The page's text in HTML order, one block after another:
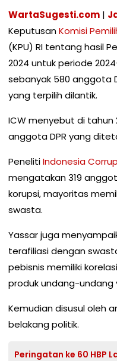
WartaSugesti.com |
KeputusanKomisi
(KPU) RI tentang hasil
2024 untuk periode
sebanyak 580 anggota
yang terpilih dilantik.
ICW menyebut di tahun
anggota DPR yang
PenelitiIndonesia
mengatakan 319
korupsi, mayoritas
swasta.
Yassar juga
terafiliasi dengan
pebisnis memiliki
produk undang-undang
Kemudian disusul oleh
belakang politik.
Peringatan ke 60 HBP